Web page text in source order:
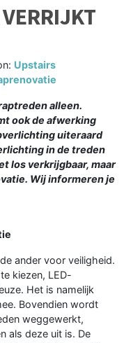
Upstairs
alleen.
ook de afwerking
uiteraard
in de treden
los verkrijgbaar, maar
Wij informeren je
ander voor veiligheid.
kiezen, LED-
Het is namelijk
Bovendien wordt
weggewerkt,
als deze uit is. De